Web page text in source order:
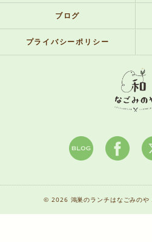
ブログ
プライバシーポリシー
© 2026 鴻巣のランチはなごみのや